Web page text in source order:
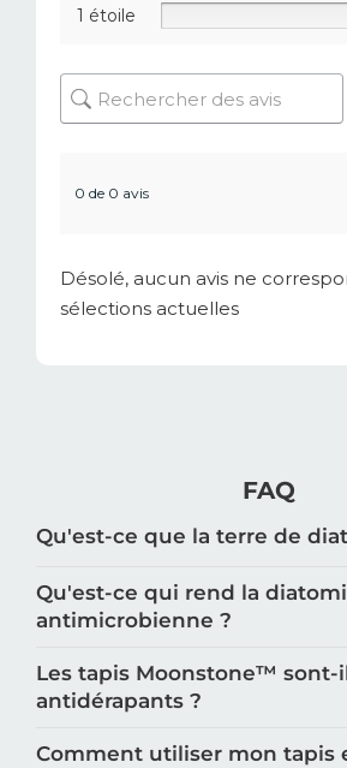
1 étoile
0 de 0 avis
Désolé, aucun avis ne
sélections actuelles
FAQ
Qu'est-ce que la terre de
Qu'est-ce qui rend la
antimicrobienne ?
Les tapis Moonstone™️ sont-
antidérapants ?
Comment utiliser mon tapis